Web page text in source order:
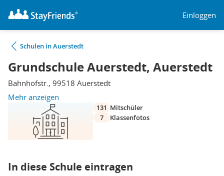
Einloggen
Schulen in Auerstedt
Grundschule Auerstedt, Auerstedt
Bahnhofstr., 99518 Auerstedt
Mehr anzeigen
131 Mitschüler
7
Klassenfotos
In diese Schule eintragen